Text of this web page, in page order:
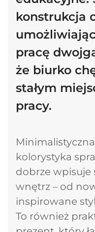
konstrukcja
pracę
że biurko
stałym
pracy.
kolorystyka
dobrze wpisuje
wnętrz – od
inspirowane
To również